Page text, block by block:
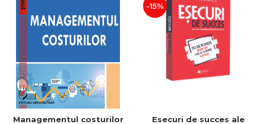
Managementul costurilor
-15%
Esecuri de succes ale